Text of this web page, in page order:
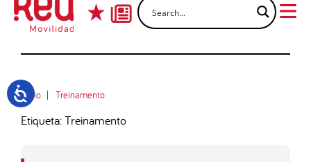
Inicio Treinamento
Etiqueta: Treinamento